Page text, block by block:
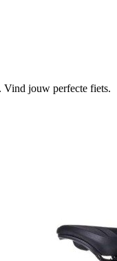
Vind jouw perfecte fiets.